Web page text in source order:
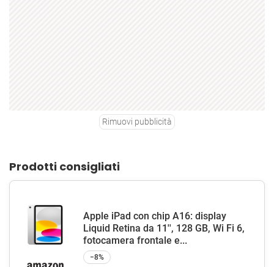
Rimuovi pubblicità
Prodotti consigliati
Apple iPad con chip A16: display
Liquid Retina da 11'', 128 GB, Wi Fi 6,
fotocamera frontale e...
−8%